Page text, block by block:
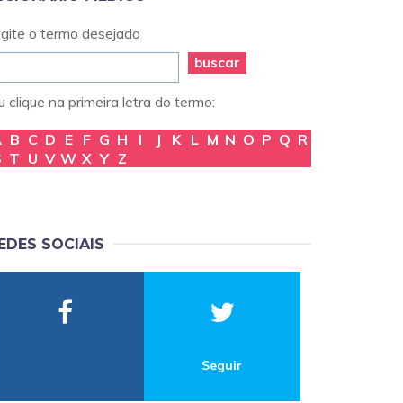
o termo desejado
buscar
clique na primeira letra do termo:
B C D E F G H I J K L M N O P Q R
T U V W X Y Z
SOCIAIS
Seguir